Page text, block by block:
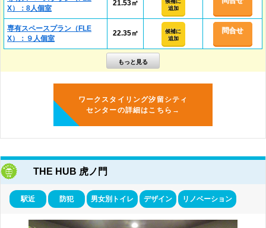
X）：8人個室
21.53㎡
候補に
追加
専有スペースプラン（FLE
X）：９人個室
22.35㎡
候補に
追加
問合せ
ワークスタイリング汐留シティ
センターの詳細はこちら→
THE HUB 虎ノ門
駅近 防犯 男女別トイレ デザイン リノベーション